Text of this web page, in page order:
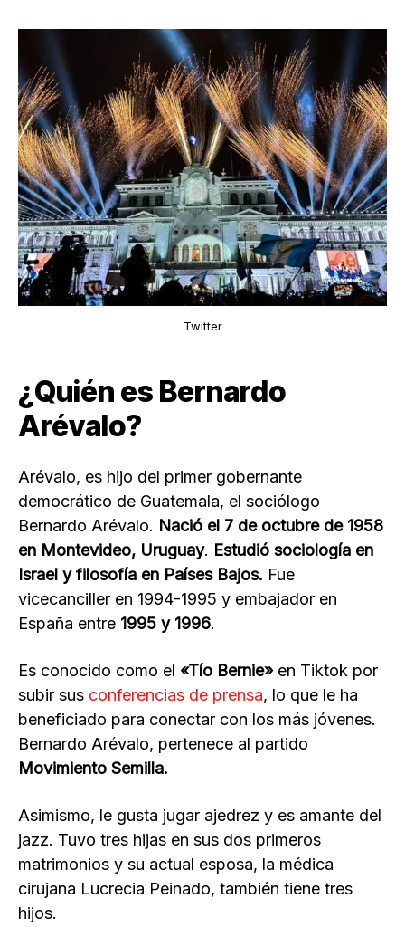
Twitter
¿Quién es Bernardo
Arévalo?
Arévalo, es hijo del primer gobernante
democrático de Guatemala, el sociólogo
Bernardo Arévalo. Nació el 7 de octubre de 1958
en Montevideo, Uruguay. Estudió sociología en
Israel y filosofía en Países Bajos. Fue
vicecanciller en 1994-1995 y embajador en
España entre 1995 y 1996.
Es conocido como el «Tío Bernie»en Tiktok por
subir sus conferencias de prensa, lo que le ha
beneficiado para conectar con los más jóvenes.
Bernardo Arévalo, pertenece al partido
Movimiento Semilla.
Asimismo, le gusta jugar ajedrez y es amante del
jazz. Tuvo tres hijas en sus dos primeros
matrimonios y su actual esposa, la médica
cirujana Lucrecia Peinado, también tiene tres
hijos.